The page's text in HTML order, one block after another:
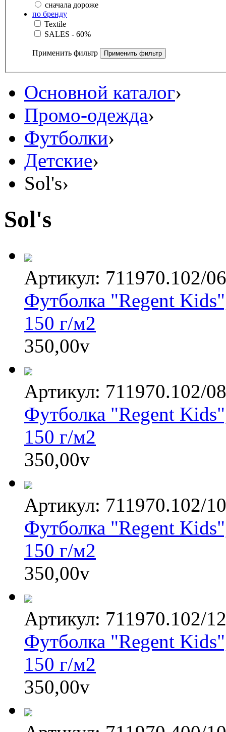
сначала дороже
по бренду
Textile
SALES - 60%
Применить фильтр
Основной каталог›
Промо-одежда›
Футболки›
Детские›
Sol's›
Sol's
Артикул: 711970.102/
Футболка "Regent
150 г/м2
350,00v
Артикул: 711970.102/
Футболка "Regent
150 г/м2
350,00v
Артикул: 711970.102/
Футболка "Regent
150 г/м2
350,00v
Артикул: 711970.102/
Футболка "Regent
150 г/м2
350,00v